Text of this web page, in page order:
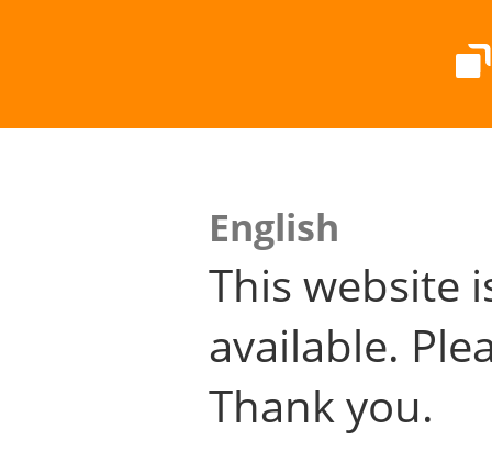
English
This website
available.
Thank you.